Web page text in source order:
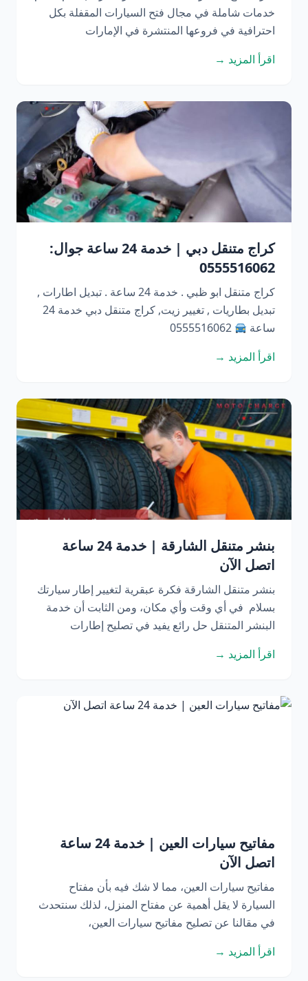
خدمات شاملة في مجال فتح السيارات المقفلة بكل
احترافية في فروعها المنتشرة في الإمارات
اقرأ المزيد →
كراج متنقل دبي | خدمة 24 ساعة جوال:
0555516062
كراج متنقل ابو ظبي . خدمة 24 ساعة . تبديل اطارات ,
تبديل بطاريات , تغيير زيت, كراج متنقل دبي خدمة 24
ساعة
0555516062
اقرأ المزيد →
بنشر متنقل الشارقة | خدمة 24 ساعة
اتصل الآن
بنشر متنقل الشارقة فكرة عبقرية لتغيير إطار سيارتك
بسلام في أي وقت وأي مكان، ومن الثابت أن خدمة
البنشر المتنقل حل رائع يفيد في تصليح إطارات
اقرأ المزيد →
مفاتيح سيارات العين | خدمة 24 ساعة
اتصل الآن
مفاتيح سيارات العين، مما لا شك فيه بأن مفتاح
السيارة لا يقل أهمية عن مفتاح المنزل، لذلك سنتحدث
في مقالنا عن تصليح مفاتيح سيارات العين،
اقرأ المزيد →